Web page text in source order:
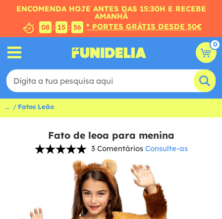
ENCOMENDA HOJE ANTES DAS 15:30H E RECEBE
AMANHÃ
08 : 15 : 55 * PORTES GRÁTIS DESDE 50€
0
... Fatos Leão
Fato de leoa para menina
3 Comentários Consulte-as